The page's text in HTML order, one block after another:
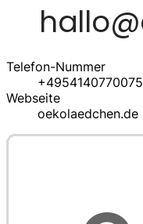
Telefon-Nummer
+4954140770075
Webseite
oekolaedchen.de